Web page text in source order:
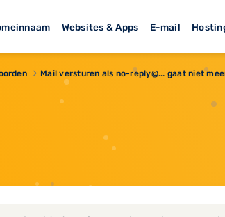
Websites & Apps E-mail
Mail versturen als no-reply@... gaat niet